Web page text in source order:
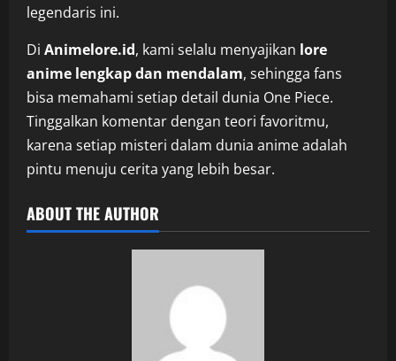
legendaris ini.
Di Animelore.id, kami selalu menyajikan lore
anime lengkap dan mendalam, sehingga fans
bisa memahami setiap detail dunia One Piece.
Tinggalkan komentar dengan teori favoritmu,
karena setiap misteri dalam dunia anime adalah
pintu menuju cerita yang lebih besar.
ABOUT THE AUTHOR